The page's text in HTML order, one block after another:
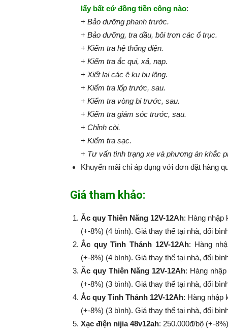
lấy bất cứ đồng tiền công nào:​​​​​
+ Bảo dưỡng phanh trước.
+ Bảo dưỡng, tra dầu, bôi trơn các ổ trục.
+ Kiểm tra hệ thống điện.
+ Kiểm tra ắc qui, xả, nạp.
+ Xiết lại các ê ku bu lông.
+ Kiểm tra lốp trước, sau.
+ Kiểm tra vòng bi trước, sau.
+ Kiểm tra giảm sóc trước, sau.
+ Chỉnh còi.
+ Kiểm tra sạc.
+ Tư vấn tình trạng xe và phương án khắc
Khuyến mãi chỉ áp dụng với đơn đặt hàng
Giá tham khảo:
Ắc quy Thiên Năng 12V-12Ah: Hàng nhập
(+-8%) (4 bình). Giá thay thế tại nhà, đổi
Ắc quy Tinh Thánh 12V-12Ah: Hàng
(+-8%​​​​​​​) (4 bình). Giá thay thế tại nhà, đổi
Ắc quy Thiên Năng 12V-12Ah: Hàng
(+-8%​​​​​​​) (3 bình). Giá thay thế tại nhà, đổi
Ắc quy Tinh Thánh 12V-12Ah: Hàng nhập
(+-8%​​​​​​​) (3 bình). Giá thay thế tại nhà, đổi
Xạc điện nijia 48v12ah: 250.000đ/bộ (+-8%​​​​​​​)